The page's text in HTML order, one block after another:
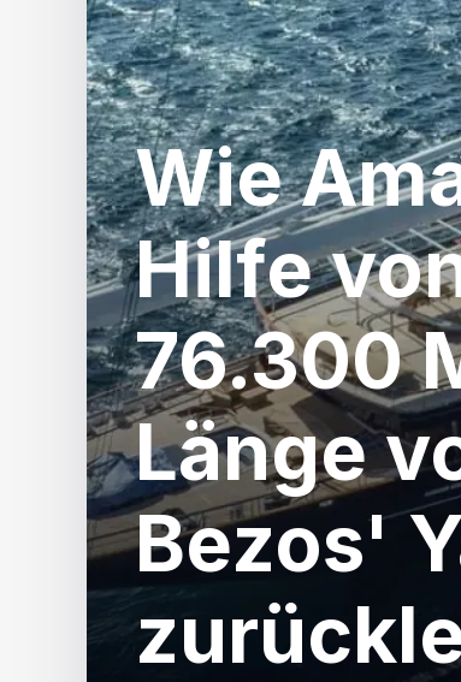
Wie
Hilfe
76.300
Länge
Bezos'